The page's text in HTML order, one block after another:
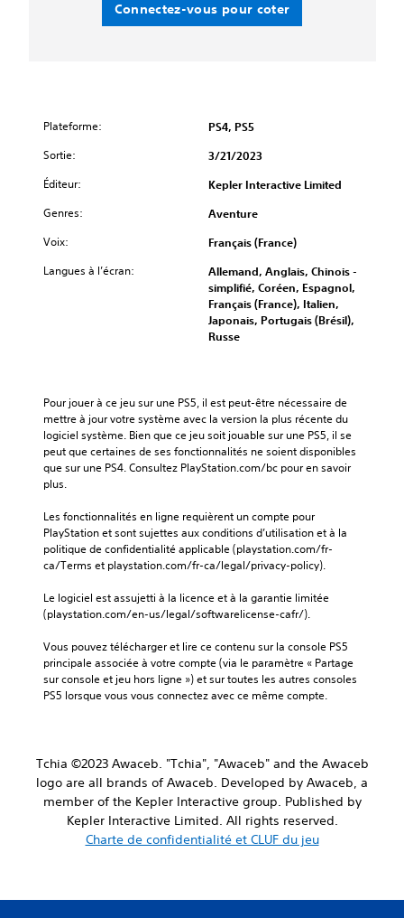
Connectez-vous pour coter
Plateforme: PS4, PS5
Sortie: 3/21/2023
Éditeur: Kepler Interactive Limited
Genres: Aventure
Voix: Français (France)
Langues à l’écran:
Allemand, Anglais, Chinois -
simplifié, Coréen, Espagnol,
Français (France), Italien,
Japonais, Portugais (Brésil),
Russe
Pour jouer à ce jeu sur une PS5, il est peut-être nécessaire de
mettre à jour votre système avec la version la plus récente du
logiciel système. Bien que ce jeu soit jouable sur une PS5, il se
peut que certaines de ses fonctionnalités ne soient disponibles
que sur une PS4. Consultez PlayStation.com/bc pour en savoir
plus.
Les fonctionnalités en ligne requièrent un compte pour
PlayStation et sont sujettes aux conditions d’utilisation et à la
politique de confidentialité applicable (playstation.com/fr-
ca/Terms et playstation.com/fr-ca/legal/privacy-policy).
Le logiciel est assujetti à la licence et à la garantie limitée
(playstation.com/en-us/legal/softwarelicense-cafr/).
Vous pouvez télécharger et lire ce contenu sur la console PS5
principale associée à votre compte (via le paramètre « Partage
sur console et jeu hors ligne ») et sur toutes les autres consoles
PS5 lorsque vous vous connectez avec ce même compte.
Tchia ©2023 Awaceb. "Tchia", "Awaceb" and the Awaceb
logo are all brands of Awaceb. Developed by Awaceb, a
member of the Kepler Interactive group. Published by
Kepler Interactive Limited. All rights reserved.
Charte de confidentialité et CLUF du jeu